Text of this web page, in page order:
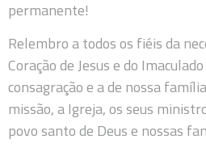
permanente!
Relembro a todos os fiéis da
Coração de Jesus e do
consagração e a de nossa
missão, a Igreja, os seus
povo santo de Deus e nossas